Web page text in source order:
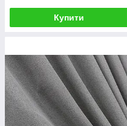
Купити